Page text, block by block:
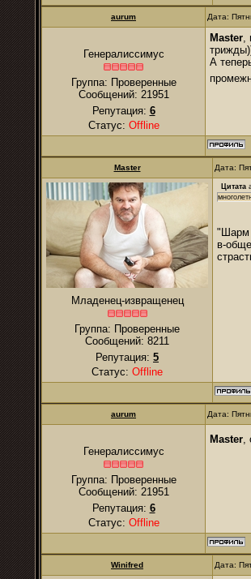
аurum Дата:
Генералиссимус
Группа: Проверенные
Сообщений: 21951
Репутация: 6
Статус: Offline
Master,
А
Master Дата:
Младенец-извращенец
Группа: Проверенные
Сообщений: 8211
Репутация: 5
Статус: Offline
Цитата
"Шарм
в-
аurum Дата:
Генералиссимус
Группа: Проверенные
Сообщений: 21951
Репутация: 6
Статус: Offline
Master,
Winifred Дата: